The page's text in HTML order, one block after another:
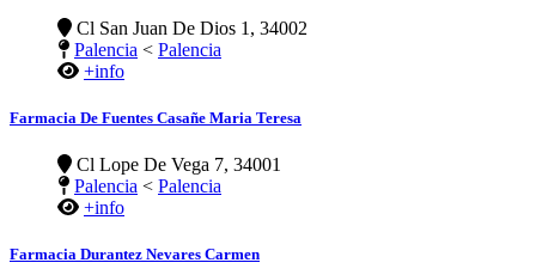
Cl San Juan De Dios 1, 34002
Palencia < Palencia
+info
Farmacia De Fuentes Casañe Maria Teresa
Cl Lope De Vega 7, 34001
Palencia < Palencia
+info
Farmacia Durantez Nevares Carmen